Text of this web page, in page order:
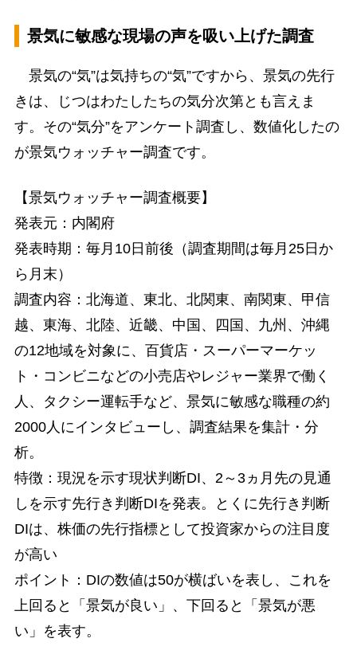
景気に敏感な現場の声を吸い上げた調査
景気の“気”は気持ちの“気”ですから、景気の先行
きは、じつはわたしたちの気分次第とも言えま
す。その“気分”をアンケート調査し、数値化したの
が景気ウォッチャー調査です。
【景気ウォッチャー調査概要】
発表元：内閣府
発表時期：毎月10日前後（調査期間は毎月25日か
ら月末）
調査内容：北海道、東北、北関東、南関東、甲信
越、東海、北陸、近畿、中国、四国、九州、沖縄
の12地域を対象に、百貨店・スーパーマーケッ
ト・コンビニなどの小売店やレジャー業界で働く
人、タクシー運転手など、景気に敏感な職種の約
2000人にインタビューし、調査結果を集計・分
析。
特徴：現況を示す現状判断DI、2～3ヵ月先の見通
しを示す先行き判断DIを発表。とくに先行き判断
DIは、株価の先行指標として投資家からの注目度
が高い
ポイント：DIの数値は50が横ばいを表し、これを
上回ると「景気が良い」、下回ると「景気が悪
い」を表す。